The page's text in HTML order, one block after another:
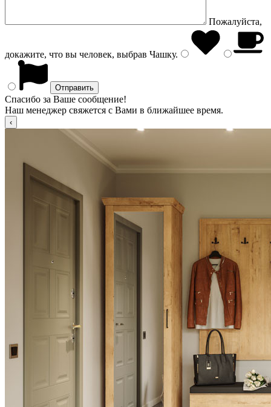
Пожалуйста,
докажите, что вы человек, выбрав Чашку.
Спасибо за Ваше сообщение!
Наш менеджер свяжется с Вами в ближайшее время.